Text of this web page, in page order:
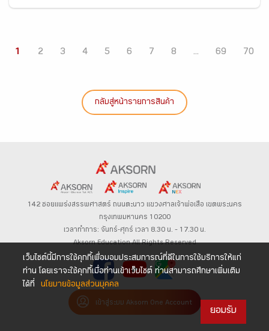
1 2 3 4 5 6 7 8 ... 69 70
กลับสู่หน้ารายการสินค้า
142 ซอยแพร่งสรรพศาสตร์ ถนนตะนาว แขวงศาลเจ้าพ่อเสือ เขตพระนคร
กรุงเทพมหานคร 10200
เวลาทำการ: จันทร์-ศุกร์ เวลา 8.30 น. – 17.30 น.
Aksorn Education All Rights Reserved
เข้าสู่ระบบ Aksorn One Account
เว็บไซต์นี้มีการใช้คุกกี้เพื่อมอบประสบการณ์ที่ดีในการใช้บริการให้แก่
ท่าน โดยเราจะใช้คุกกี้เมื่อท่านเข้าเว็บไซต์ ท่านสามารถศึกษาเพิ่มเติม
ได้ที่
นโยบายข้อมูลส่วนบุคคล
ยอมรับ